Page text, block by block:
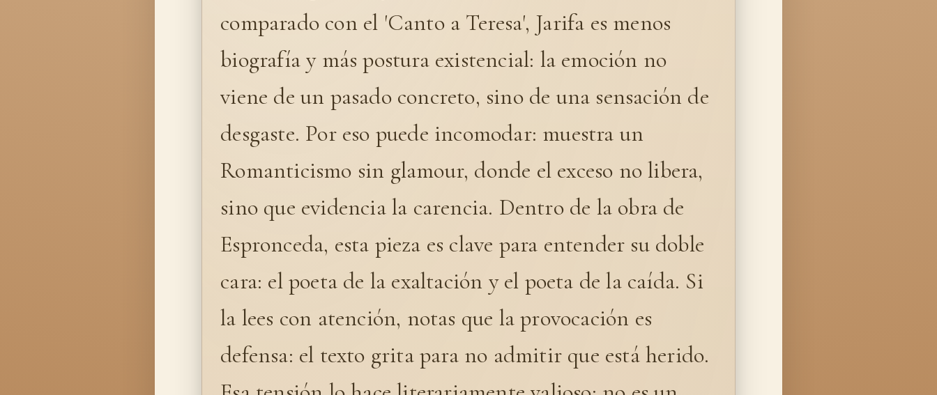
comparado con el 'Canto a Teresa', Jarifa es menos
biografía y más postura existencial: la emoción no
viene de un pasado concreto, sino de una sensación de
desgaste. Por eso puede incomodar: muestra un
Romanticismo sin glamour, donde el exceso no libera,
sino que evidencia la carencia. Dentro de la obra de
Espronceda, esta pieza es clave para entender su doble
cara: el poeta de la exaltación y el poeta de la caída. Si
la lees con atención, notas que la provocación es
defensa: el texto grita para no admitir que está herido.